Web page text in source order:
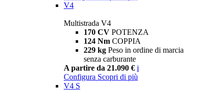
V4
Multistrada V4
170 CV POTENZA
124 Nm COPPIA
229 kg Peso in ordine di marcia
senza carburante
A partire da 21.090 € i
Configura Scopri di più
V4 S